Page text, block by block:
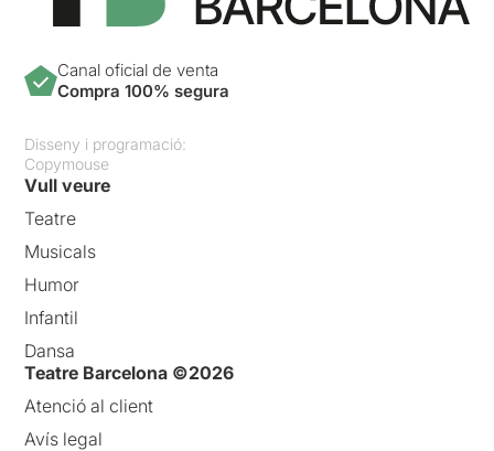
Canal oficial de venta
Compra 100% segura
Disseny i programació:
Copymouse
Vull veure
Teatre
Musicals
Humor
Infantil
Dansa
Teatre Barcelona ©2026
Atenció al client
Avís legal